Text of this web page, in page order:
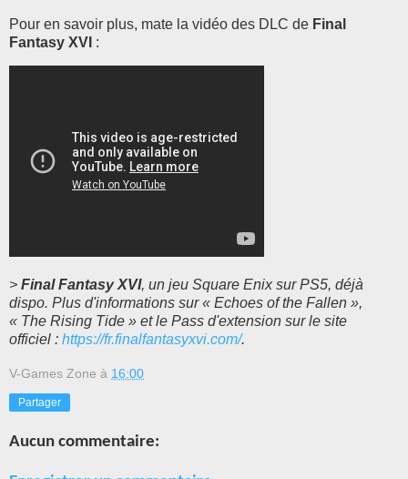
Pour en savoir plus, mate la vidéo des DLC de Final
Fantasy XVI :
> Final Fantasy XVI, un jeu Square Enix sur PS5, déjà
dispo. Plus d'informations sur « Echoes of the Fallen »,
« The Rising Tide » et le Pass d'extension sur le site
officiel : https://fr.finalfantasyxvi.com/.
V-Games Zone à 16:00
Partager
Aucun commentaire: